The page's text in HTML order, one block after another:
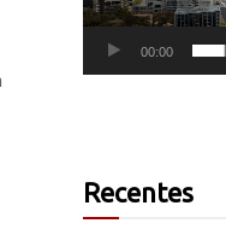
00:00
Recentes